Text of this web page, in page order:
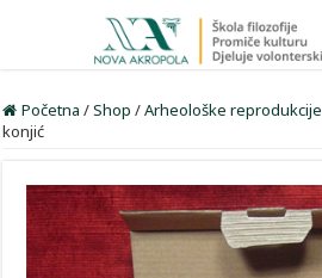
Početna /Shop /Arheološke reprodukcije
konjić